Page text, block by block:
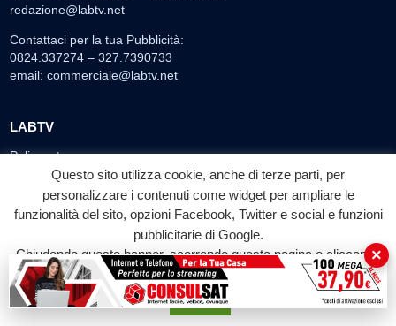
redazione@labtv.net
Contattaci per la tua Pubblicità:
0824.337274 – 327.7390733
email: commerciale@labtv.net
LABTV
Palinsesto
Privacy Policy
Programmi TV
Doppio Taglio
Free sport
L’Orlando Curioso
Questo sito utilizza cookie, anche di terze parti, per
personalizzare i contenuti come widget per ampliare le
funzionalità del sito, opzioni Facebook, Twitter e social e funzioni
pubblicitarie di Google.
Chiudendo questo banner, scorrendo questa pagina o cliccando
su qualunque suo elemento acconsenti all'uso dei cookie.
Accetta
×